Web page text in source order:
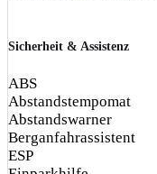
Sicherheit & Assistenz
ABS
Abstandstempomat
Abstandswarner
Berganfahrassistent
ESP